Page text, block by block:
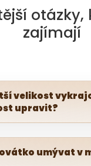
otázky,
zajímají
velikost
upravit?
umývat v